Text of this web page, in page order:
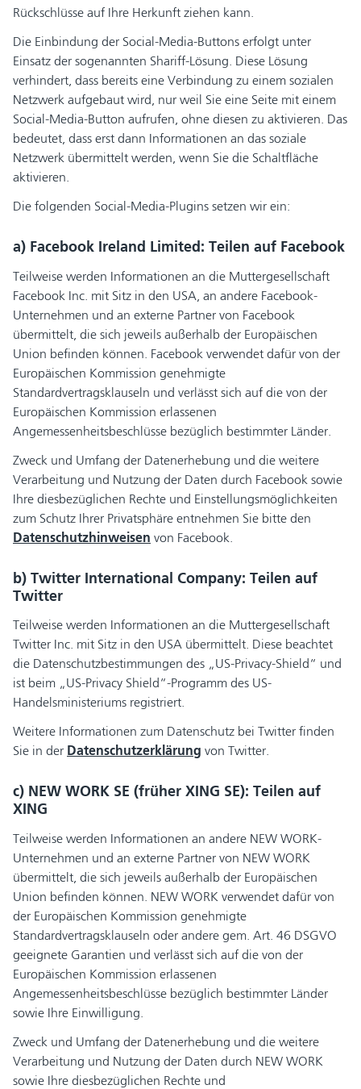
Rückschlüsse auf Ihre Herkunft ziehen kann.
Die Einbindung der Social-Media-Buttons erfolgt unter
Einsatz der sogenannten Shariff-Lösung. Diese Lösung
verhindert, dass bereits eine Verbindung zu einem sozialen
Netzwerk aufgebaut wird, nur weil Sie eine Seite mit einem
Social-Media-Button aufrufen, ohne diesen zu aktivieren. Das
bedeutet, dass erst dann Informationen an das soziale
Netzwerk übermittelt werden, wenn Sie die Schaltfläche
aktivieren.
Die folgenden Social-Media-Plugins setzen wir ein:
a) Facebook Ireland Limited: Teilen auf Facebook
Teilweise werden Informationen an die Muttergesellschaft
Facebook Inc. mit Sitz in den USA, an andere Facebook-
Unternehmen und an externe Partner von Facebook
übermittelt, die sich jeweils außerhalb der Europäischen
Union befinden können. Facebook verwendet dafür von der
Europäischen Kommission genehmigte
Standardvertragsklauseln und verlässt sich auf die von der
Europäischen Kommission erlassenen
Angemessenheitsbeschlüsse bezüglich bestimmter Länder.
Zweck und Umfang der Datenerhebung und die weitere
Verarbeitung und Nutzung der Daten durch Facebook sowie
Ihre diesbezüglichen Rechte und Einstellungsmöglichkeiten
zum Schutz Ihrer Privatsphäre entnehmen Sie bitte den
Datenschutzhinweisen von Facebook.
b) Twitter International Company: Teilen auf
Twitter
Teilweise werden Informationen an die Muttergesellschaft
Twitter Inc. mit Sitz in den USA übermittelt. Diese beachtet
die Datenschutzbestimmungen des „US-Privacy-Shield“ und
ist beim „US-Privacy Shield“-Programm des US-
Handelsministeriums registriert.
Weitere Informationen zum Datenschutz bei Twitter finden
Sie in der Datenschutzerklärung von Twitter.
c) NEW WORK SE (früher XING SE): Teilen auf
XING
Teilweise werden Informationen an andere NEW WORK-
Unternehmen und an externe Partner von NEW WORK
übermittelt, die sich jeweils außerhalb der Europäischen
Union befinden können. NEW WORK verwendet dafür von
der Europäischen Kommission genehmigte
Standardvertragsklauseln oder andere gem. Art. 46 DSGVO
geeignete Garantien und verlässt sich auf die von der
Europäischen Kommission erlassenen
Angemessenheitsbeschlüsse bezüglich bestimmter Länder
sowie Ihre Einwilligung.
Zweck und Umfang der Datenerhebung und die weitere
Verarbeitung und Nutzung der Daten durch NEW WORK
sowie Ihre diesbezüglichen Rechte und